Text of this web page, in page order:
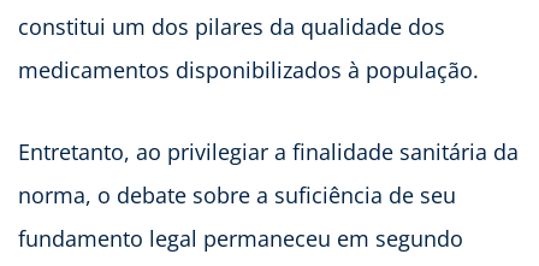
constitui um dos pilares da qualidade dos
medicamentos disponibilizados à população.
Entretanto, ao privilegiar a finalidade sanitária da
norma, o debate sobre a suficiência de seu
fundamento legal permaneceu em segundo